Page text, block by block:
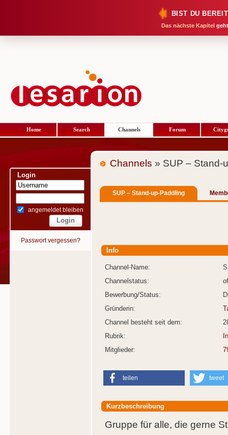
BIST DU
Das nächste Kapitel
Home Search Channels Forum
Login
angemeldet bleiben
Passwort vergessen?
Channels » SUP – Stand-
SUP – Stand-up-Paddling
Info
Channel-Name:
Channelstatus:
Bewerbung/Status:
Gründerin:
Channel besteht seit dem:
Rubrik:
Mitglieder:
teilen tweet
Kurzbeschreibung
Gruppe für alle, die gerne